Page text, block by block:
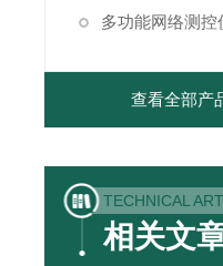
多功能网络测控
查看全部产
TECHNICAL
相关文